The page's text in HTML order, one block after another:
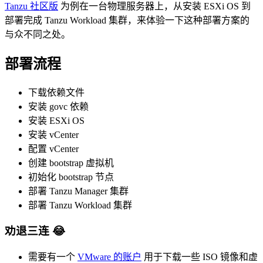
Tanzu 社区版 为例在一台物理服务器上，从安装 ESXi OS 到
部署完成 Tanzu Workload 集群，来体验一下这种部署方案的
与众不同之处。
部署流程
下载依赖文件
安装 govc 依赖
安装 ESXi OS
安装 vCenter
配置 vCenter
创建 bootstrap 虚拟机
初始化 bootstrap 节点
部署 Tanzu Manager 集群
部署 Tanzu Workload 集群
劝退三连 😂
需要有一个 VMware 的账户 用于下载一些 ISO 镜像和虚